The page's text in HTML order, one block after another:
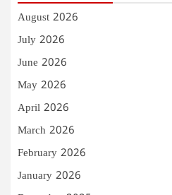
August 2026
July 2026
June 2026
May 2026
April 2026
March 2026
February 2026
January 2026